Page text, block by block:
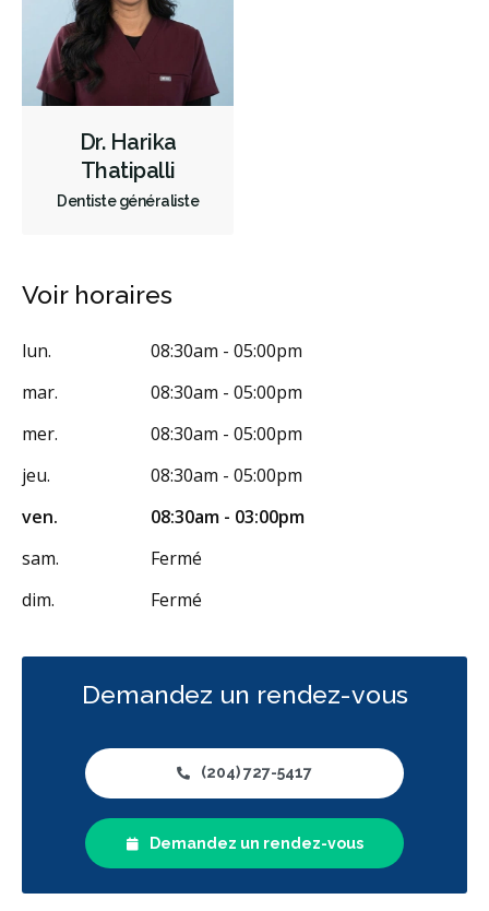
Reconstruction complète de la bouche
Soins dentaires pour enfants
Prothèses dentaires
Diagnostique
Chirurgie buccale
Orthodontie
Hygiène préventive et nettoyages
Dr. Harika
Thatipalli
Dentiste généraliste
Voir horaires
lun.
08:30am - 05:00pm
mar.
08:30am - 05:00pm
mer.
08:30am - 05:00pm
jeu.
08:30am - 05:00pm
ven.
08:30am - 03:00pm
sam.
Fermé
dim.
Fermé
Demandez un rendez-vous
(204) 727-5417
Demandez un rendez-vous